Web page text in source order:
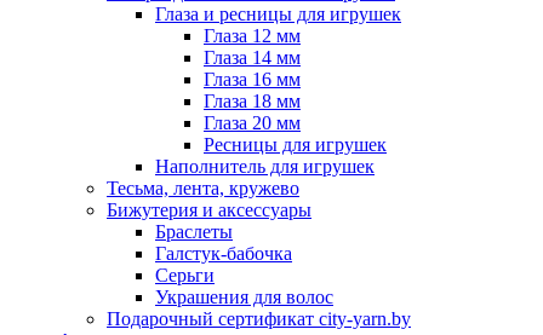
Глаза и ресницы для игрушек
Глаза 12 мм
Глаза 14 мм
Глаза 16 мм
Глаза 18 мм
Глаза 20 мм
Ресницы для игрушек
Наполнитель для игрушек
Тесьма, лента, кружево
Бижутерия и аксессуары
Браслеты
Галстук-бабочка
Серьги
Украшения для волос
Подарочный сертификат city-yarn.by